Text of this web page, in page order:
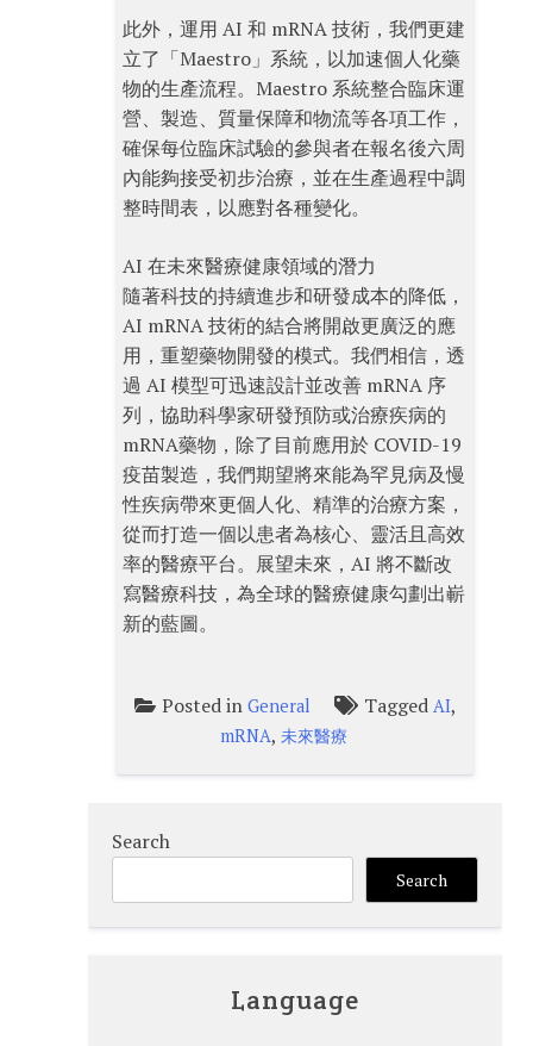
此外，運用 AI 和 mRNA 技術，我們更建
立了「Maestro」系統，以加速個人化藥
物的生產流程。Maestro 系統整合臨床運
營、製造、質量保障和物流等各項工作，
確保每位臨床試驗的參與者在報名後六周
內能夠接受初步治療，並在生產過程中調
整時間表，以應對各種變化。
AI 在未來醫療健康領域的潛力
隨著科技的持續進步和研發成本的降低，
AI mRNA 技術的結合將開啟更廣泛的應
用，重塑藥物開發的模式。我們相信，透
過 AI 模型可迅速設計並改善 mRNA 序
列，協助科學家研發預防或治療疾病的
mRNA藥物，除了目前應用於 COVID-19
疫苗製造，我們期望將來能為罕見病及慢
性疾病帶來更個人化、精準的治療方案，
從而打造一個以患者為核心、靈活且高效
率的醫療平台。展望未來，AI 將不斷改
寫醫療科技，為全球的醫療健康勾劃出嶄
新的藍圖。
Posted in General Tagged AI,
mRNA, 未來醫療
Search
Search
Language